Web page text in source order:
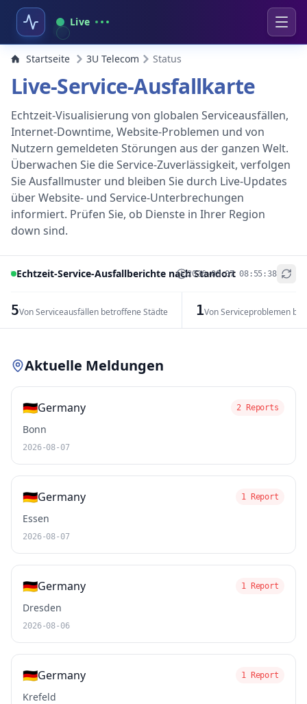
Live
Startseite 3U Telecom Status
Live-Service-Ausfallkarte
Echtzeit-Visualisierung von globalen Serviceausfällen,
Internet-Downtime, Website-Problemen und von
Nutzern gemeldeten Störungen aus der ganzen Welt.
Überwachen Sie die Service-Zuverlässigkeit, verfolgen
Sie Ausfallmuster und bleiben Sie durch Live-Updates
über Website- und Service-Unterbrechungen
informiert. Prüfen Sie, ob Dienste in Ihrer Region
down sind.
Echtzeit-Service-Ausfallberichte nach Standort
2026-08-07 08:55:38
5Von Serviceausfällen betroffene Städte 1Von Serviceproblemen
+
Aktuelle Meldungen
🇩🇪Germany 2 Reports
Bonn
2026-08-07
🇩🇪Germany 1 Report
Essen
2026-08-07
🇩🇪Germany 1 Report
Dresden
2026-08-06
🇩🇪Germany 1 Report
Krefeld